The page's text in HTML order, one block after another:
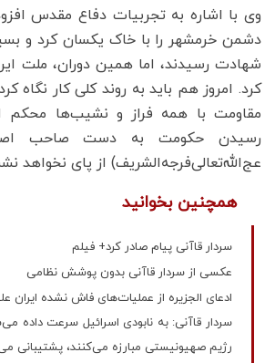
وی با اشاره به تجربیات دفاع مقدس
دشمن خرمشهر را با خاک یکسان کرد و
شهادت رسیدند، اما همین دوران، ملت
کرد. امروز هم باید به روند کلی کار نگاه
مقاومت با همه فراز و نشیب‌ها محکم
رسیدن حکومت به دست صاحب
عج‌الله‌تعالی‌فرجه‌الشریف) از پای نخواهد
همچنین بخوانید
سردار قاآنی پیام صادر کرد+ فیلم
عکسی از سردار قاآنی بدون پوشش نظامی
ادعای الجزیره از عملیات‌های فاش نشده ایران
سردار قاآنی: به نابودی اسرائیل سرعت داده
رژیم صهیونیستی مبارزه می‌کنند، پشتیبانی